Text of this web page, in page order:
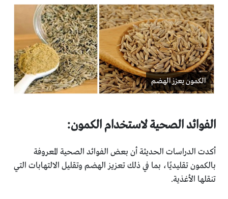
الكمون يعزز الهضم
الفوائد الصحية لاستخدام الكمون:‏
أكدت الدراسات الحديثة أن بعض الفوائد الصحية المعروفة
‏بالكمون تقليديًا، بما في ذلك تعزيز الهضم وتقليل الالتهابات التي
‏تنقلها الأغذية‎.‎